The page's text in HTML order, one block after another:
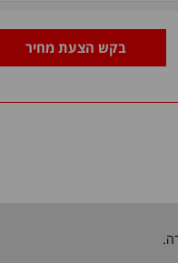
בקש הצעת מחיר